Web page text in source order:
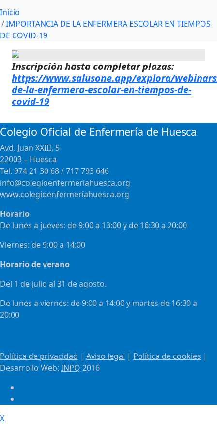
Inicio
IMPORTANCIA DE LA ENFERMERA ESCOLAR EN TIEMPOS
DE COVID-19
Inscripción hasta completar plazas:
https://www.salusone.app/explora/
de-la-enfermera-escolar-en-tiempos-de-
covid-19
Colegio Oficial de Enfermería de Huesca
Avd. Juan XXIII, 5
22003 – Huesca
Tel. 974 21 30 68 / 717 793 646
info@colegioenfermeriahuesca.org
www.colegioenfermeríahuesca.org
Horario
De lunes a jueves: de 9:00 a 13:00 y de 16:30 a 20:00
Viernes: de 9:00 a 14:00
Horario de verano
Del 1 de julio al 31 de agosto.
De lunes a viernes: de 9:00 a 14:00 y martes de 16:30 a
20:00
Política de privacidad | Aviso legal | Política de cookies |
Desarrollo Web: INPQ 2016
X